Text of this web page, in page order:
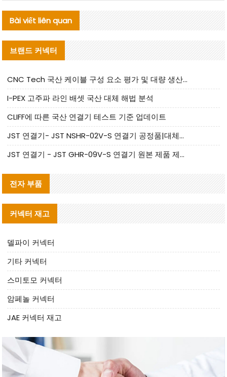
Bài viết liên quan
브랜드 커넥터
CNC Tech 국산 케이블 구성 요소 평가 및 대량 생산 적합성 가이드
I-PEX 고주파 라인 배셋 국산 대체 해법 분석
CLIFF에 따른 국산 연결기 테스트 기준 업데이트
JST 연결기- JST NSHR-02V-S 연결기 공정품|대체품 제공
JST 연결기 - JST GHR-09V-S 연결기 원본 제품 제공 | 대체품 제공
전자 부품
커넥터 재고
델파이 커넥터
기타 커넥터
스미토모 커넥터
암페놀 커넥터
JAE 커넥터 재고